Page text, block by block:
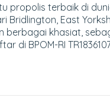
propolis terbaik di
Bridlington, East
berbagai khasiat,
di BPOM-RI